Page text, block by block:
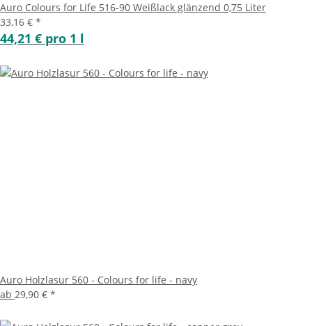
Auro Colours for Life 516-90 Weißlack glänzend 0,75 Liter
33,16 € *
44,21 € pro 1 l
Auro Holzlasur 560 - Colours for life - navy
ab 29,90 € *